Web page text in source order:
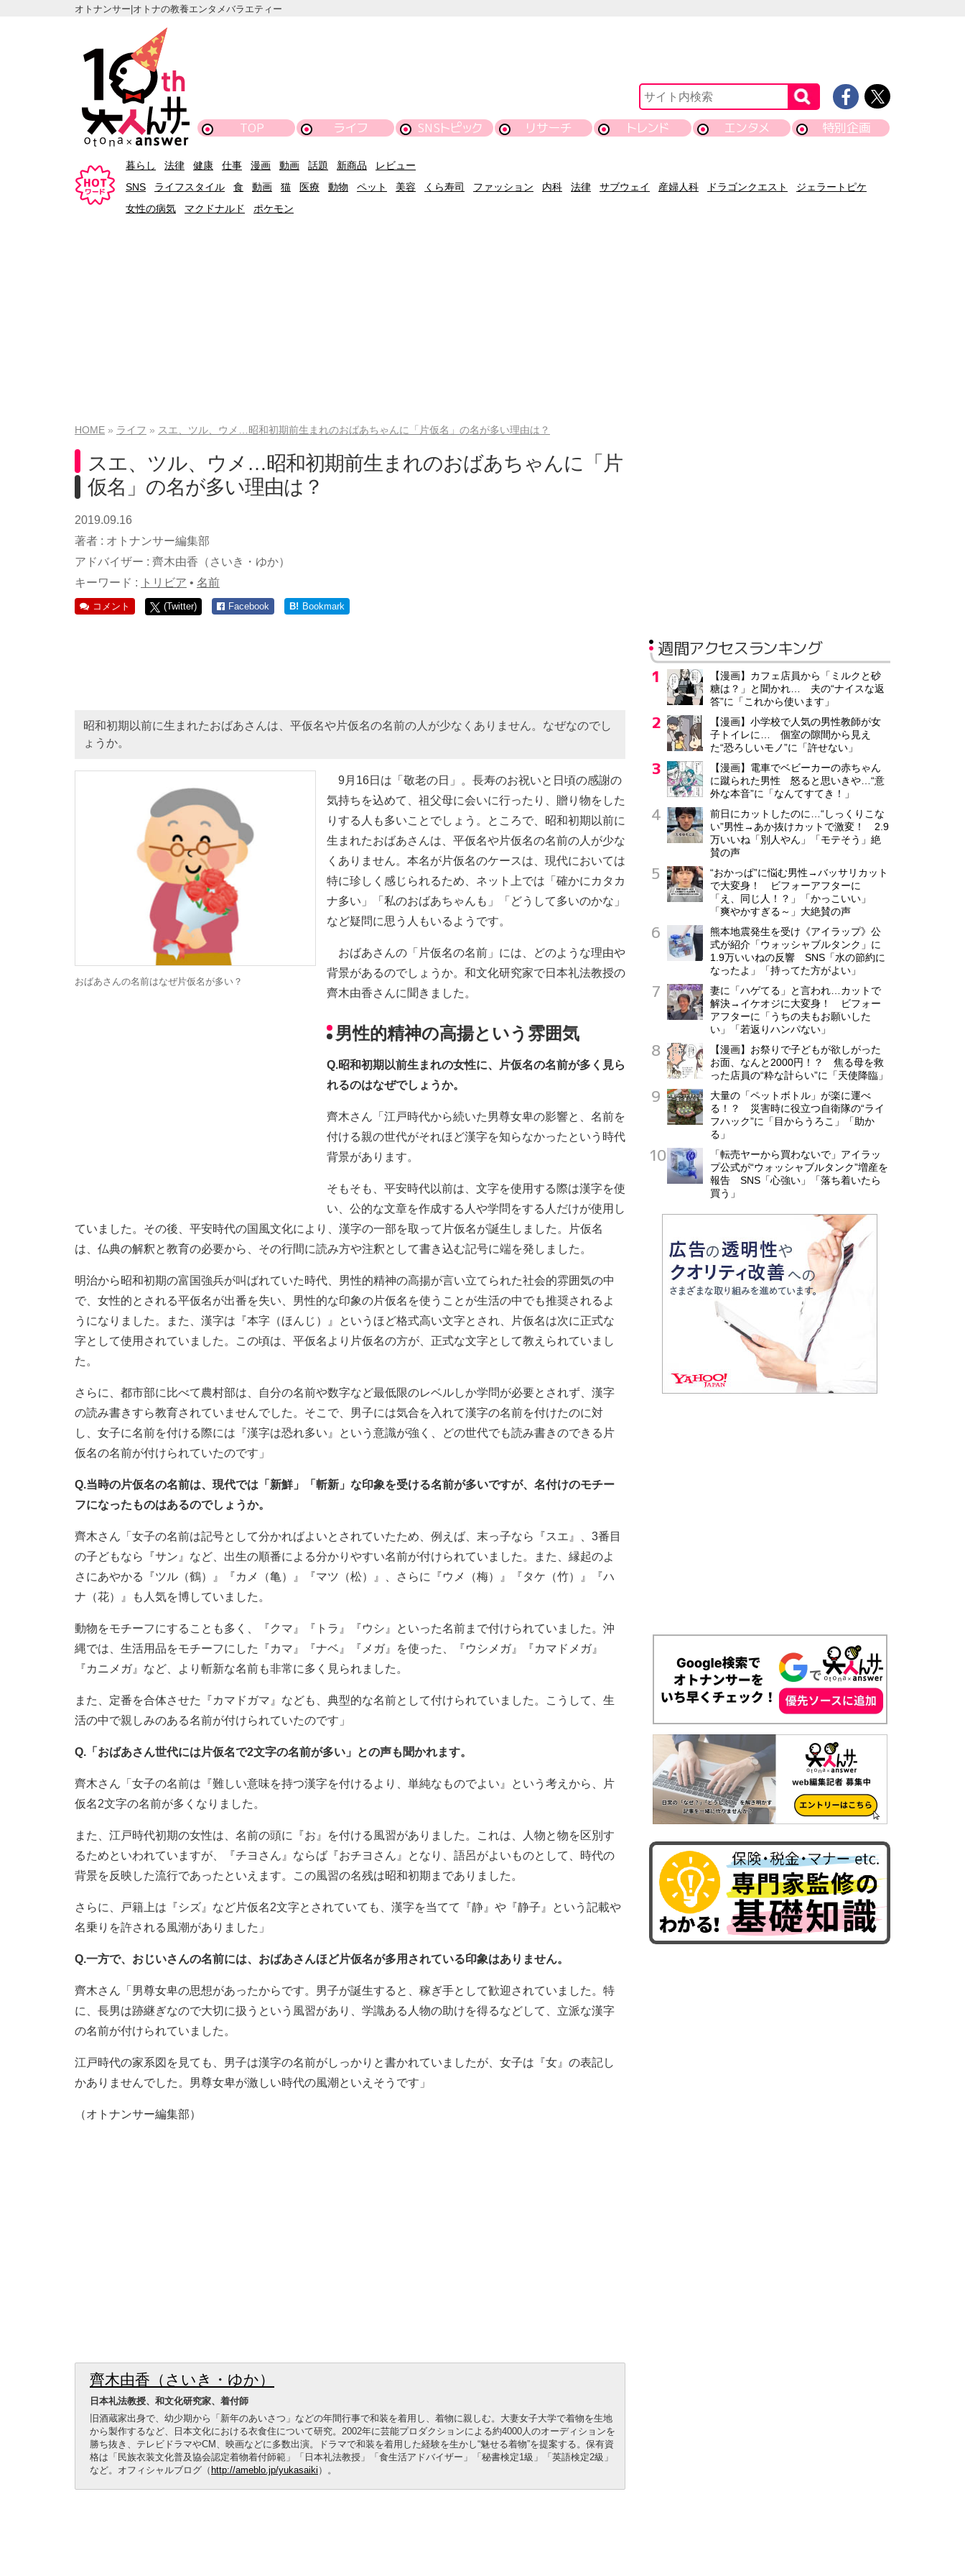
オトナンサー|オトナの教養エンタメバラエティー
TOP ライフ SNSトピック リサーチ トレンド エンタメ 特別企画
暮らし 法律 健康 仕事 漫画 動画 話題 新商品
レビュー
SNS
ライフスタイル 食 動画 猫 医療 動物 ペット 美容 くら寿司 ファッション 内科 法律 サブウェイ 産婦人科 ドラゴンクエスト
ジェラートピケ
女性の病気
マクドナルド ポケモン
HOME ライフ スエ、ツル、ウメ…昭和初期前生まれのおばあちゃんに「片仮名」の名が多い理由は？
スエ、ツル、ウメ…昭和初期前生まれのおばあちゃんに「片
仮名」の名が多い理由は？
2019.09.16
著者 : オトナンサー編集部
アドバイザー : 齊木由香（さいき・ゆか）
キーワード :
トリビア • 名前
コメント (Twitter) Facebook B! Bookmark
昭和初期以前に生まれたおばあさんは、平仮名や片仮名の名前の人が少なくありません。なぜなのでし
ょうか。
おばあさんの名前はなぜ片仮名が多い？
9月16日は「敬老の日」。長寿のお祝いと日頃の感謝の
気持ちを込めて、祖父母に会いに行ったり、贈り物をした
りする人も多いことでしょう。ところで、昭和初期以前に
生まれたおばあさんは、平仮名や片仮名の名前の人が少な
くありません。本名が片仮名のケースは、現代においては
特に珍しく感じられるため、ネット上では「確かにカタカ
ナ多い」「私のおばあちゃんも」「どうして多いのかな」
など疑問に思う人もいるようです。
おばあさんの「片仮名の名前」には、どのような理由や
背景があるのでしょうか。和文化研究家で日本礼法教授の
齊木由香さんに聞きました。
男性的精神の高揚という雰囲気
Q.昭和初期以前生まれの女性に、片仮名の名前が多く見ら
れるのはなぜでしょうか。
齊木さん「江戸時代から続いた男尊女卑の影響と、名前を
付ける親の世代がそれほど漢字を知らなかったという時代
背景があります。
そもそも、平安時代以前は、文字を使用する際は漢字を使
い、公的な文章を作成する人や学問をする人だけが使用し
ていました。その後、平安時代の国風文化により、漢字の一部を取って片仮名が誕生しました。片仮名
は、仏典の解釈と教育の必要から、その行間に読み方や注釈として書き込む記号に端を発しました。
明治から昭和初期の富国強兵が叫ばれていた時代、男性的精神の高揚が言い立てられた社会的雰囲気の中
で、女性的とされる平仮名が出番を失い、男性的な印象の片仮名を使うことが生活の中でも推奨されるよ
うになりました。また、漢字は『本字（ほんじ）』というほど格式高い文字とされ、片仮名は次に正式な
字として使用されていました。この頃は、平仮名より片仮名の方が、正式な文字として教えられていまし
た。
さらに、都市部に比べて農村部は、自分の名前や数字など最低限のレベルしか学問が必要とされず、漢字
の読み書きすら教育されていませんでした。そこで、男子には気合を入れて漢字の名前を付けたのに対
し、女子に名前を付ける際には『漢字は恐れ多い』という意識が強く、どの世代でも読み書きのできる片
仮名の名前が付けられていたのです」
Q.当時の片仮名の名前は、現代では「新鮮」「斬新」な印象を受ける名前が多いですが、名付けのモチー
フになったものはあるのでしょうか。
齊木さん「女子の名前は記号として分かればよいとされていたため、例えば、末っ子なら『スエ』、3番目
の子どもなら『サン』など、出生の順番による分かりやすい名前が付けられていました。また、縁起のよ
さにあやかる『ツル（鶴）』『カメ（亀）』『マツ（松）』、さらに『ウメ（梅）』『タケ（竹）』『ハ
ナ（花）』も人気を博していました。
動物をモチーフにすることも多く、『クマ』『トラ』『ウシ』といった名前まで付けられていました。沖
縄では、生活用品をモチーフにした『カマ』『ナベ』『メガ』を使った、『ウシメガ』『カマドメガ』
『カニメガ』など、より斬新な名前も非常に多く見られました。
また、定番を合体させた『カマドガマ』なども、典型的な名前として付けられていました。こうして、生
活の中で親しみのある名前が付けられていたのです」
Q.「おばあさん世代には片仮名で2文字の名前が多い」との声も聞かれます。
齊木さん「女子の名前は『難しい意味を持つ漢字を付けるより、単純なものでよい』という考えから、片
仮名2文字の名前が多くなりました。
また、江戸時代初期の女性は、名前の頭に『お』を付ける風習がありました。これは、人物と物を区別す
るためといわれていますが、『チヨさん』ならば『おチヨさん』となり、語呂がよいものとして、時代の
背景を反映した流行であったといえます。この風習の名残は昭和初期までありました。
さらに、戸籍上は『シズ』など片仮名2文字とされていても、漢字を当てて『静』や『静子』という記載や
名乗りを許される風潮がありました」
Q.一方で、おじいさんの名前には、おばあさんほど片仮名が多用されている印象はありません。
齊木さん「男尊女卑の思想があったからです。男子が誕生すると、稼ぎ手として歓迎されていました。特
に、長男は跡継ぎなので大切に扱うという風習があり、学識ある人物の助けを得るなどして、立派な漢字
の名前が付けられていました。
江戸時代の家系図を見ても、男子は漢字の名前がしっかりと書かれていましたが、女子は『女』の表記し
かありませんでした。男尊女卑が激しい時代の風潮といえそうです」
（オトナンサー編集部）
齊木由香（さいき・ゆか）
日本礼法教授、和文化研究家、着付師
旧酒蔵家出身で、幼少期から「新年のあいさつ」などの年間行事で和装を着用し、着物に親しむ。大妻女子大学で着物を生地
から製作するなど、日本文化における衣食住について研究。2002年に芸能プロダクションによる約4000人のオーディションを
勝ち抜き、テレビドラマやCM、映画などに多数出演。ドラマで和装を着用した経験を生かし“魅せる着物”を提案する。保有資
格は「民族衣装文化普及協会認定着物着付師範」「日本礼法教授」「食生活アドバイザー」「秘書検定1級」「英語検定2級」
など。オフィシャルブログ（ http://ameblo.jp/yukasaiki ）。
週間アクセスランキング
【漫画】カフェ店員から「ミルクと砂
糖は？」と聞かれ… 夫の“ナイスな返
答”に「これから使います」
【漫画】小学校で人気の男性教師が女
子トイレに… 個室の隙間から見え
た“恐ろしいモノ”に「許せない」
【漫画】電車でベビーカーの赤ちゃん
に蹴られた男性 怒ると思いきや…“意
外な本音”に「なんてすてき！」
前日にカットしたのに…“しっくりこな
い”男性→あか抜けカットで激変！ 2.9
万いいね「別人やん」「モテそう」絶
賛の声
“おかっぱ”に悩む男性→バッサリカット
で大変身！ ビフォーアフターに
「え、同じ人！？」「かっこいい」
「爽やかすぎる～」大絶賛の声
熊本地震発生を受け《アイラップ》公
式が紹介「ウォッシャブルタンク」に
1.9万いいねの反響 SNS「水の節約に
なったよ」「持ってた方がよい」
妻に「ハゲてる」と言われ…カットで
解決→イケオジに大変身！ ビフォー
アフターに「うちの夫もお願いした
い」「若返りハンパない」
【漫画】お祭りで子どもが欲しがった
お面、なんと2000円！？ 焦る母を救
った店員の“粋な計らい”に「天使降臨」
大量の「ペットボトル」が楽に運べ
る！？ 災害時に役立つ自衛隊の“ライ
フハック”に「目からうろこ」「助か
る」
「転売ヤーから買わないで」アイラッ
プ公式が“ウォッシャブルタンク”増産を
報告 SNS「心強い」「落ち着いたら
買う」